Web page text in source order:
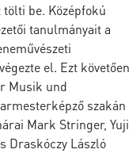
be. Középfokú
tanulmányait a
el. Ezt követően
Musik und
szakán
Mark Stringer, Yuji
Draskóczy László